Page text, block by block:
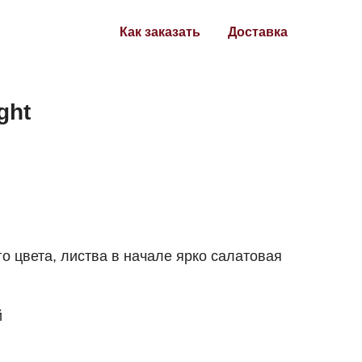
Как заказать Доставка
цвета, листва в начале ярко салатовая